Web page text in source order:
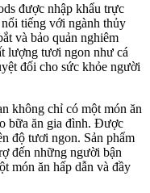
được nhập khẩu trực
tiếng với ngành thủy
và bảo quản nghiêm
lượng tươi ngon như cá
đối cho sức khỏe người
không chỉ có một món ăn
bữa ăn gia đình. Được
độ tươi ngon. Sản phẩm
đến những người bận
món ăn hấp dẫn và đầy